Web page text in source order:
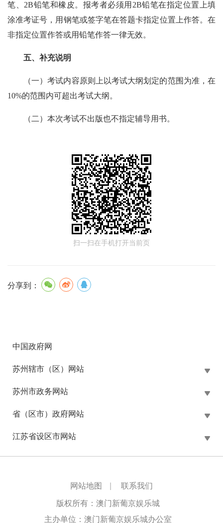
笔、2B铅笔和橡皮。报考者必须用2B铅笔在指定位置上填
涂准考证号，用钢笔或签字笔在答题卡指定位置上作答。在
非指定位置作答或用铅笔作答一律无效。
五、补充说明
（一）考试内容原则上以考试大纲划定的范围为准，在
10%的范围内可超出考试大纲。
（二）本次考试不出版也不指定辅导用书。
扫一扫在手机打开当前页
分享到：
中国政府网
苏州辖市（区）网站
苏州市政务网站
省（区市）政府网站
江苏省设区市网站
网站地图 联系我们
版权所有：澳门新葡京娱乐城
主办单位：澳门新葡京娱乐城办公室